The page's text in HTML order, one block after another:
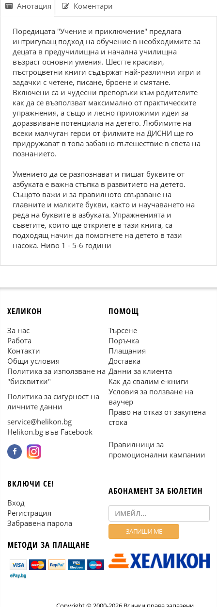
Анотация Коментари
Поредицата "Учение и приключение" предлага
интригуващ подход на обучение в необходимите за
децата в предучилищна и начална училищна
възраст основни умения. Шестте красиви,
пъстроцветни книги съдържат най-различни игри и
задачки с четене, писане, броене и смятане.
Включени са и чудесни препоръки към родителите
как да се възползват максимално от практическите
упражнения, а също и лесно приложими идеи за
доразвиване потенциала на детето. Любимите на
всеки малчуган герои от филмите на ДИСНИ ще го
придружават в това забавно пътешествие в света на
познанието.
Умението да се разпознават и пишат буквите от
азбуката е важна стъпка в развитието на детето.
Същото важи и за правилното свързване на
главните и малките букви, както и научаването на
реда на буквите в азбуката. Упражненията и
съветите, които ще откриете в тази книга, са
подходящ начин да помогнете на детето в тази
насока. Ниво 1 - 5-6 години
ХЕЛИКОН
За нас
Работа
Контакти
Общи условия
Политика за използване на
"бисквитки"
Политика за сигурност на
личните данни
service@helikon.bg
Helikon.bg във Facebook
ПОМОЩ
Търсене
Поръчка
Плащания
Доставка
Данни за клиента
Как да свалим е-книги
Условия за ползване на
ваучер
Право на отказ от закупена
стока
Правилници за
промоционални кампании
ВКЛЮЧИ СЕ!
Вход
Регистрация
Забравена парола
МЕТОДИ ЗА ПЛАЩАНЕ
АБОНАМЕНТ ЗА БЮЛЕТИН